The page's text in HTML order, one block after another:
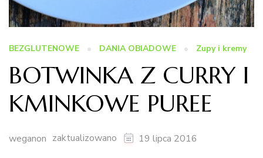
BEZGLUTENOWE DANIA OBIADOWE Zupy i kremy
BOTWINKA Z CURRY I
KMINKOWE PUREE
weganon zaktualizowano 19 lipca 2016